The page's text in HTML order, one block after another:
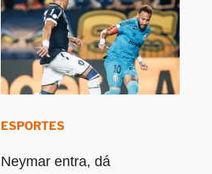
ESPORTES
Neymar entra, dá